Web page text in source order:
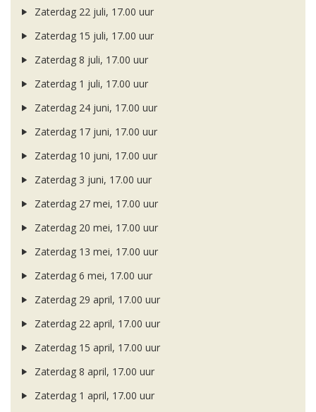
Zaterdag 22 juli, 17.00 uur
Zaterdag 15 juli, 17.00 uur
Zaterdag 8 juli, 17.00 uur
Zaterdag 1 juli, 17.00 uur
Zaterdag 24 juni, 17.00 uur
Zaterdag 17 juni, 17.00 uur
Zaterdag 10 juni, 17.00 uur
Zaterdag 3 juni, 17.00 uur
Zaterdag 27 mei, 17.00 uur
Zaterdag 20 mei, 17.00 uur
Zaterdag 13 mei, 17.00 uur
Zaterdag 6 mei, 17.00 uur
Zaterdag 29 april, 17.00 uur
Zaterdag 22 april, 17.00 uur
Zaterdag 15 april, 17.00 uur
Zaterdag 8 april, 17.00 uur
Zaterdag 1 april, 17.00 uur